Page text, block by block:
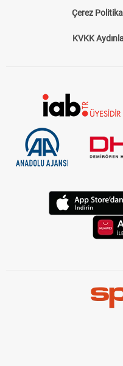
Çerez
KVKK